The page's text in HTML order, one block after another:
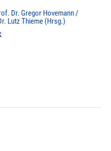
Dr. Gregor Hovemann /
Lutz Thieme (Hrsg.)